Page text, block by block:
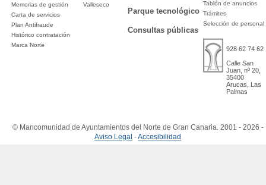
Memorias de gestión
Carta de servicios
Plan Antifraude
Histórico contratación
Marca Norte
Valleseco
Parque tecnológico
Consultas públicas
Tablón de anuncios
Trámites
Selección de personal
928 62 74 62
Calle San
Juan, nº 20,
35400
Arucas, Las
Palmas
© Mancomunidad de Ayuntamientos del Norte de Gran Canaria. 2001 - 2026 -
Aviso Legal -Accesibilidad